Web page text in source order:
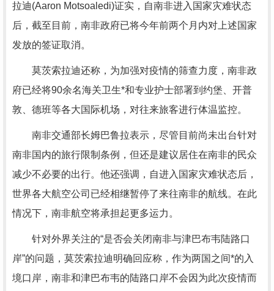
拉迪(Aaron Motsoaledi)证实，自南非进入国家灾难状态
后，截至目前，南非政府已将今年前两个月内对上述国家
发放的签证取消。
莫茨索拉迪还称，为加强对疫情的筛查力度，南非政
府已经将90余名海关卫生*和专业护士部署到约堡、开普
敦、德班等各大国际机场，对往来旅客进行体温监控。
南非交通部长姆巴鲁拉表示，尽管目前尚未出台针对
南非国内的旅行限制条例，但还是建议居住在南非的民众
减少不必要的出行。他还强调，自进入国家灾难状态后，
世界各大航空公司已经相继暂停了来往南非的航线。在此
情况下，南非航空将承担起更多运力。
针对外界关注的“是否会关闭南非与津巴布韦陆路口
岸”的问题，莫茨索拉迪明确回应称，作为两国之间*的入
境口岸，南非和津巴布韦的陆路口岸不会因为此次疫情而